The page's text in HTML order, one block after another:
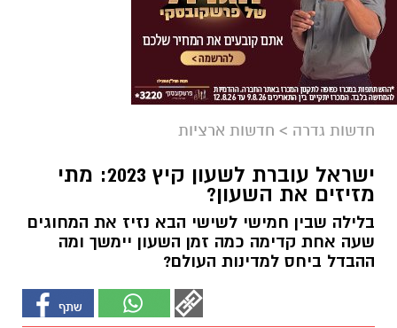
חדשות גדרה > חדשות ארציות
ישראל עוברת לשעון קיץ 2023: מתי
מזיזים את השעון?
בלילה שבין חמישי לשישי הבא נזיז את המחוגים
שעה אחת קדימה כמה זמן השעון יימשך ומה
ההבדל ביחס למדינות העולם?